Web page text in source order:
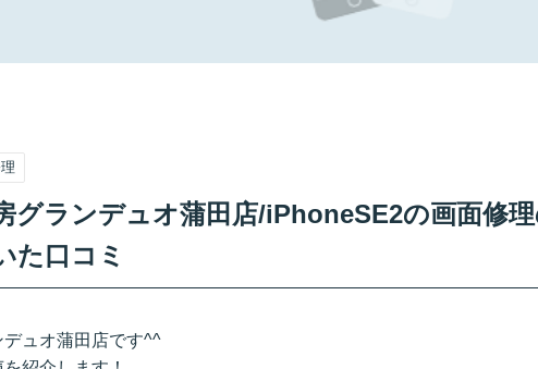
グランデュオ蒲田店/iPhoneSE2の画面修
た口コミ
ュオ蒲田店です^^